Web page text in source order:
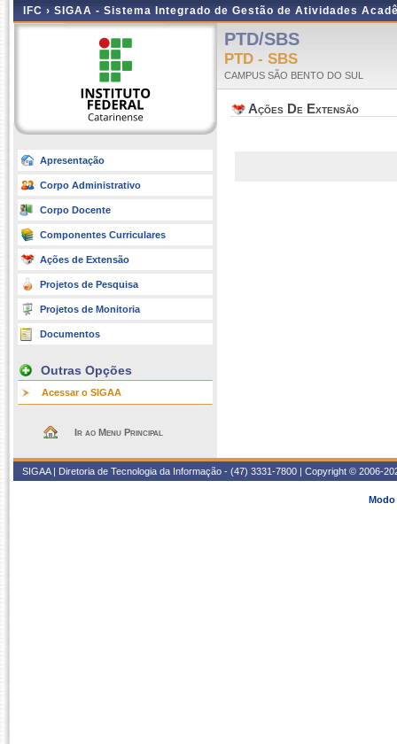
IFC › SIGAA - Sistema Integrado de Gestão de Atividades
Apresentação
Corpo Administrativo
Corpo Docente
Componentes Curriculares
Ações de Extensão
Projetos de Pesquisa
Projetos de Monitoria
Documentos
Outras Opções
Acessar o SIGAA
Ir ao Menu Principal
PTD/SBS
PTD - SBS
CAMPUS SÃO BENTO DO SUL
Ações De Extensão
SIGAA | Diretoria de Tecnologia da Informação - (47) 3331-7800 | Copyright © 2006-
Modo